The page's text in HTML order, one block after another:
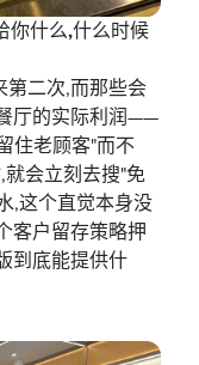
你什么,什么时候
第二次,而那些会
厅的实际利润——
住老顾客"而不
会立刻去搜"免
,这个直觉本身没
客户留存策略押
到底能提供什